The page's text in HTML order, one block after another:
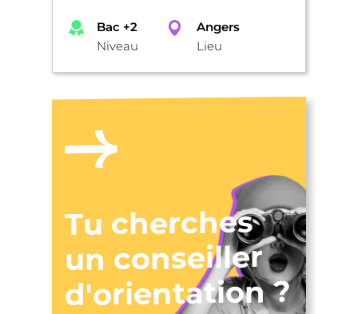
Bac +2
Niveau
Angers
Lieu
Tu cherches
un conseiller
d'orientation ?